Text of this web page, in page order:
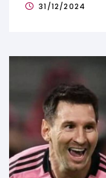
31/12/2024